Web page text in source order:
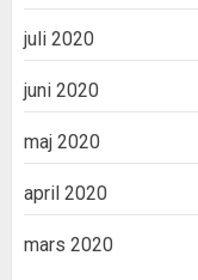
juli 2020
juni 2020
maj 2020
april 2020
mars 2020